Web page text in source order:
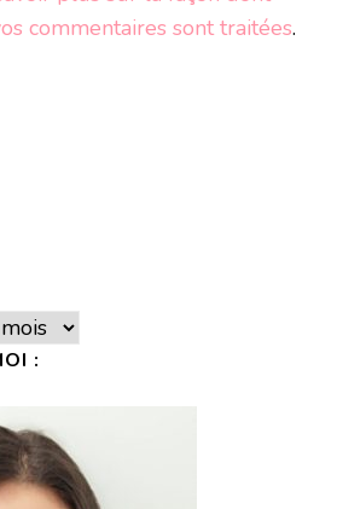
commentaires sont traitées.
: